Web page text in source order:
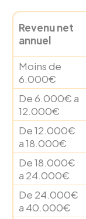
Revenu net
annuel
Moins de
6.000€
De 6.000€ a
12.000€
De 12.000€
a 18.000€
De 18.000€
a 24.000€
De 24.000€
a 40.000€